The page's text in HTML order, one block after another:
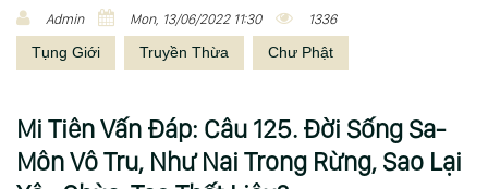
Admin Mon, 13/06/2022 11:30 1336
Tụng Giới Truyền Thừa Chư Phật
Mi Tiên Vấn Ðáp: Câu 125. Đời Sống Sa-
Môn Vô Tru, Như Nai Trong Rừng, Sao Lại